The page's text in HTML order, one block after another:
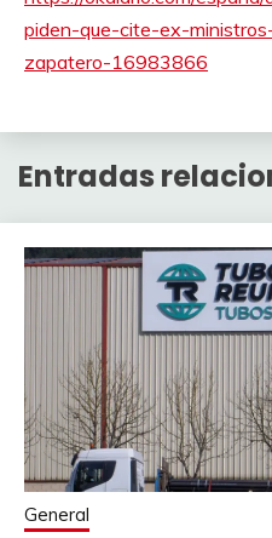
piden-que-cite-ex-
zapatero-16983866
Entradas
General